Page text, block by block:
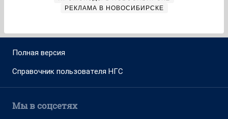
РЕКЛАМА В НОВОСИБИРСКЕ
Полная версия
Справочник пользователя НГС
Мы в соцсетях